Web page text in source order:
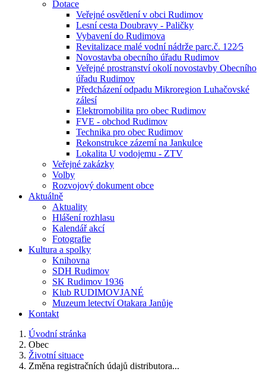
Dotace
Veřejné osvětlení v obci Rudimov
Lesní cesta Doubravy - Paličky
Vybavení do Rudimova
Revitalizace malé vodní nádrže parc.č. 122⁄5
Novostavba obecního úřadu Rudimov
Veřejné prostranství okolí novostavby Obecního
úřadu Rudimov
Předcházení odpadu Mikroregion Luhačovské
zálesí
Elektromobilita pro obec Rudimov
FVE - obchod Rudimov
Technika pro obec Rudimov
Rekonstrukce zázemí na Jankulce
Lokalita U vodojemu - ZTV
Veřejné zakázky
Volby
Rozvojový dokument obce
Aktuálně
Aktuality
Hlášení rozhlasu
Kalendář akcí
Fotografie
Kultura a spolky
Knihovna
SDH Rudimov
SK Rudimov 1936
Klub RUDIMOVJANÉ
Muzeum letectví Otakara Janůje
Kontakt
Úvodní stránka
Obec
Životní situace
Změna registračních údajů distributora...